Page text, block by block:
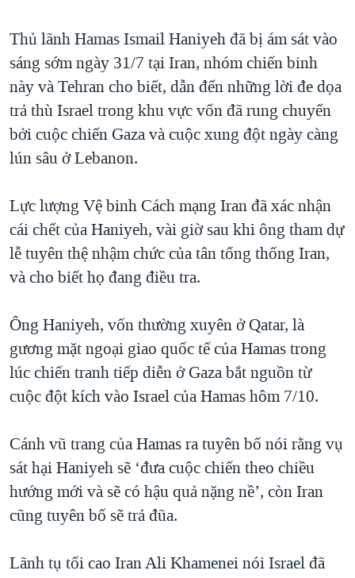
CÁC GIÁ TRỊ CỘNG HÒA Ở VIỆT NAM
THƯỢNG ĐỈNH TRUMP-KIM TẠI VIỆT NAM
TRỊNH VĨNH BÌNH VS. CHÍNH PHỦ VIỆT NAM
NGƯ DÂN VIỆT VÀ LÀN SÓNG TRỘM HẢI SÂM
BÊN KIA QUỐC LỘ: TIẾNG VỌNG TỪ NÔNG THÔN MỸ
Thủ lãnh Hamas Ismail Haniyeh đã bị ám sát vào
sáng sớm ngày 31/7 tại Iran, nhóm chiến binh
này và Tehran cho biết, dẫn đến những lời đe dọa
trả thù Israel trong khu vực vốn đã rung chuyển
bởi cuộc chiến Gaza và cuộc xung đột ngày càng
lún sâu ở Lebanon.
Lực lượng Vệ binh Cách mạng Iran đã xác nhận
cái chết của Haniyeh, vài giờ sau khi ông tham dự
lễ tuyên thệ nhậm chức của tân tổng thống Iran,
và cho biết họ đang điều tra.
Ông Haniyeh, vốn thường xuyên ở Qatar, là
gương mặt ngoại giao quốc tế của Hamas trong
lúc chiến tranh tiếp diễn ở Gaza bắt nguồn từ
cuộc đột kích vào Israel của Hamas hôm 7/10.
Cánh vũ trang của Hamas ra tuyên bố nói rằng vụ
sát hại Haniyeh sẽ ‘đưa cuộc chiến theo chiều
hướng mới và sẽ có hậu quả nặng nề’, còn Iran
cũng tuyên bố sẽ trả đũa.
Lãnh tụ tối cao Iran Ali Khamenei nói Israel đã